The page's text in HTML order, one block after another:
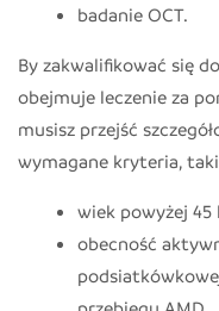
badanie OCT.
By zakwalifikować się
obejmuje leczenie za
musisz przejść
wymagane kryteria,
wiek powyżej 45
obecność